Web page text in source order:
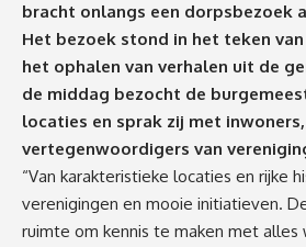
bracht onlangs een dorpsbezoek
Het bezoek stond in het teken
het ophalen van verhalen uit de
de middag bezocht de
locaties en sprak zij met
vertegenwoordigers van
“Van karakteristieke locaties en rijke
verenigingen en mooie initiatieven.
ruimte om kennis te maken met alles